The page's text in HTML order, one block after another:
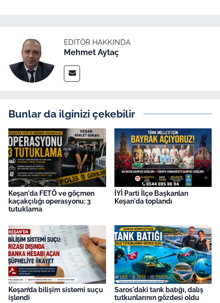
EDITÖR HAKKINDA
Mehmet Aytaç
Bunlar da ilginizi çekebilir
Keşan'da FETÖ ve göçmen
kaçakçılığı operasyonu: 3
tutuklama
İYİ Parti İlçe Başkanları
Keşan'da toplandı
Keşan’da bilişim sistemi suçu
işlendi
Saros'daki tank batığı, dalış
tutkunlarının gözdesi oldu